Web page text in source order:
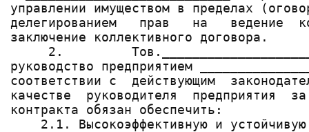
управлении имуществом в пределах
делегированием   прав   на   ведение
заключение коллективного договора.
2.
руководство предприятием
соответствии с  действующим
качестве  руководителя  предприятия
контракта обязан обеспечить:
2.1. Высокоэффективную и